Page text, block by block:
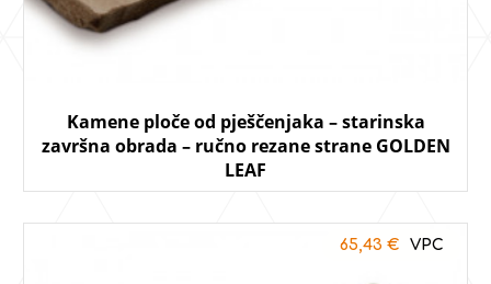
Kamene ploče od pješčenjaka – starinska
završna obrada – ručno rezane strane GOLDEN
LEAF
65,43 €